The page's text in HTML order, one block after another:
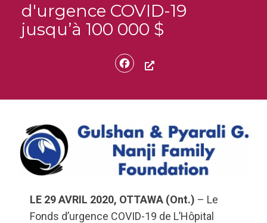
d'urgence COVID-19
jusqu’à 100 000 $
Facebook
LE 29 AVRIL 2020, OTTAWA (Ont.) – Le
Fonds d’urgence COVID-19 de L’Hôpital